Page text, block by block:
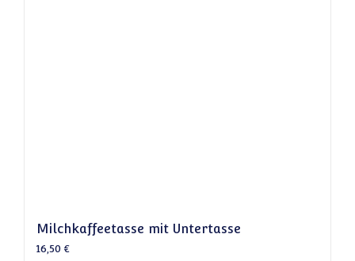
Milchkaffeetasse mit Untertasse
16,50 €